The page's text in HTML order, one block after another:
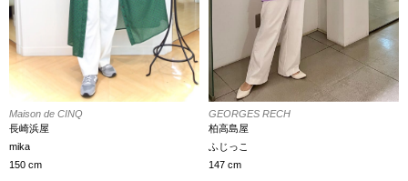
Maison de CINQ
長崎浜屋
mika
150 cm
GEORGES RECH
柏高島屋
ふじっこ
147 cm